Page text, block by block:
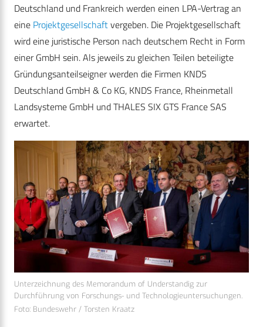
Deutschland und Frankreich werden einen LPA-Vertrag an
eine Projektgesellschaftvergeben. Die Projektgesellschaft
wird eine juristische Person nach deutschem Recht in Form
einer GmbH sein. Als jeweils zu gleichen Teilen beteiligte
Gründungsanteilseigner werden die Firmen KNDS
Deutschland GmbH & Co KG, KNDS France, Rheinmetall
Landsysteme GmbH und THALES SIX GTS France SAS
erwartet.
Unterzeichnung des Memorandum of Understandig zur
Durchführung von Forschungs- und Technologieuntersuchungen.
Foto: Bundeswehr / Torsten Kraatz